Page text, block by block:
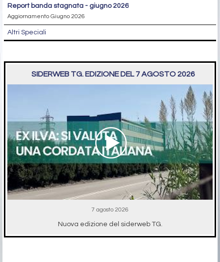
report banda stagnata - giugno 2026
Aggiornamento Giugno 2026
Altri Speciali
SIDERWEB TG. EDIZIONE DEL 7 AGOSTO 2026
7 agosto 2026
Nuova edizione del siderweb TG.